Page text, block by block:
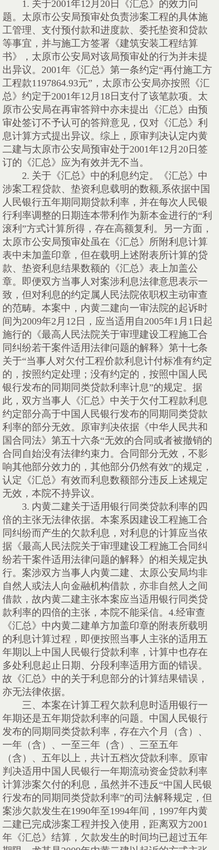
1. 关于2001年12 月 20日《汇总》的效力问
题。太原市公安局预审处负责涉案工程的具体施
工管理、支付预付款和进度款、委托垫资和贷款
等事宜，并与施工方签署《建筑安装工程结算
书》，太原市公安局对该局预审处的行为并未提
出异议。 2001年《汇总》第一条约定“再付施工方
工程款1197864.93元”，太原市公安局亦按照《汇
总》约定于2001年12 月 18日支付了该笔款项。太
原市公安局在再审答辩中亦未提出《汇总》由预
审处签订不予认可的答辩意见，仅对《汇总》利
息计算方式提出异议。综上，原审判决认定内黄
二建与太原市公安局预审处于2001年12 月 20日签
订的《汇总》应为有效并无不当。
2. 关于《汇总》中的利息约定。《汇总》中
涉案工程贷款、垫资利息载明的数额,系依据中国
人民银行五年期同期贷款利率，并在每次人民银
行利率调整的日期连本带利作为新本金进行的“利
滚利”方式计算所得，存在高额复利。另一方面，
太原市公安局预审处虽在《汇总》所附利息计算
表中未加盖印章，但在载明上述附表所计算的贷
款、垫资利息结果数额的《汇总》表上加盖公
章。即便双方当事人对案涉利息法律意思表示一
致，但对利息的约定属人民法院依职权主动审查
的范畴。本案中，内黄二建向一审法院的起诉时
间为2009年2 月 12 日，应当适用自2005年1 月 1 日起
施行的《最高人民法院关于审理建设工程施工合
同纠纷若干案件适用法律问题的解释》第十七条
关于“当事人对欠付工程价款利息计付标准有约定
的，按照约定处理；没有约定的，按照中国人民
银行发布的同期同类贷款利率计息”的规定。据
此，双方当事人《汇总》中关于欠付工程款利息
约定部分高于中国人民银行发布的同期同类贷款
利率的部分无效。原审判决依据《中华人民共和
国合同法》第五十六条“无效的合同或者被撤销的
合同自始没有法律约束力。合同部分无效，不影
响其他部分效力的，其他部分仍然有效”的规定，
认定《汇总》有效而利息数额部分违反上述规定
无效，本院不持异议。
3. 内黄二建关于适用银行同类贷款利率的四
倍的主张无法律依据。本案系因建设工程施工合
同纠纷而产生的欠款利息，对利息的计算应当依
据《最高人民法院关于审理建设工程施工合同纠
纷若干案件适用法律问题的解释》的相关规定执
行。案涉双方当事人内黄二建、太原公安局均非
自然人或法人向金融机构借款，亦非自然人之间
借款，故内黄二建主张本案应当适用银行同类贷
款利率的四倍的主张，本院不能采信。 4.经审查
《汇总》中内黄二建单方加盖印章的附表所载明
的利息计算过程，即便按照当事人主张的适用五
年期以上中国人民银行贷款利率，计算中也存在
多处利息起止日期、分段利率适用方面的错误。
故《汇总》中的关于利息部分的计算结果错误，
亦无法律依据。
三、 本案在计算工程欠款利息时适用银行一
年期还是五年期贷款利率的问题。中国人民银行
发布的同期同类贷款利率，存在六个月（含）、
一年（含）、一至三年（含）、三至五年
（含）、五年以上，共计五档次贷款利率。原审
判决适用中国人民银行一年期流动资金贷款利率
计算涉案欠付的利息，虽然并不违反“中国人民银
行发布的同期同类贷款利率”的司法解释规定，但
案涉欠款发生在1990年至1994年间， 1997年内黄
二建已完成涉案工程并投入使用，距离双方2001
年《汇总》结算，欠款发生的时间均已超过五年